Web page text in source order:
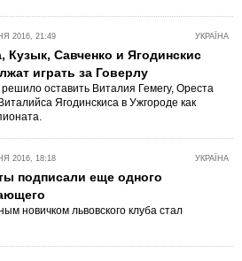
УКРАЇНА
2016, 21:49
Кузык, Савченко и Ягодинскис
играть за Говерлу
оставить Виталия Гемегу, Ореста
Ягодинскиса в Ужгороде как
УКРАЇНА
2016, 18:18
подписали еще одного
новичком львовского клуба стал